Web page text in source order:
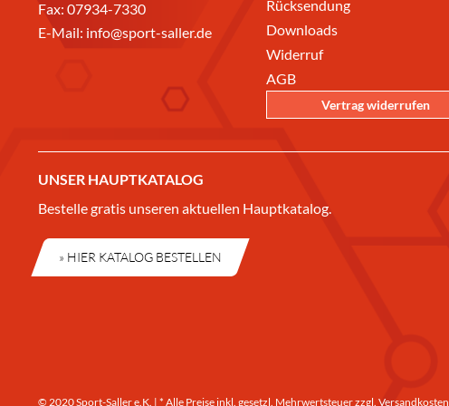
Fax: 07934-7330
E-Mail: info@sport-saller.de
Rücksendung
Downloads
Widerruf
AGB
Vertrag widerrufen
UNSER HAUPTKATALOG
Bestelle gratis unseren aktuellen Hauptkatalog.
» HIER KATALOG BESTELLEN
© 2020 Sport-Saller e.K. | * Alle Preise inkl. gesetzl. Mehrwertsteuer zzgl. Versandkosten